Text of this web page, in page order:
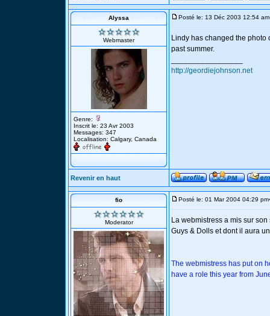
Alyssa
Webmaster
Genre:
Inscrit le: 23 Avr 2003
Messages: 347
Localisation: Calgary, Canada
Posté le: 13 Déc 2003 12:54 am
Lindy has changed the photo
past summer.
http://geordiejohnson.net
Revenir en haut
fio
Moderator
Posté le: 01 Mar 2004 04:29 pm
La webmistress a mis sur
Guys & Dolls et dont il aura
The webmistress has put on
have a role this year from